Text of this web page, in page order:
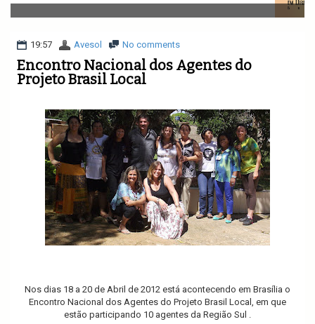
v
i
a
i
19:57 Avesol No comments
Encontro Nacional dos Agentes do
Projeto Brasil Local
Nos dias 18 a 20 de Abril de 2012 está acontecendo em Brasília o
Encontro Nacional dos Agentes do Projeto Brasil Local, em que
estão participando 10 agentes da Região Sul .